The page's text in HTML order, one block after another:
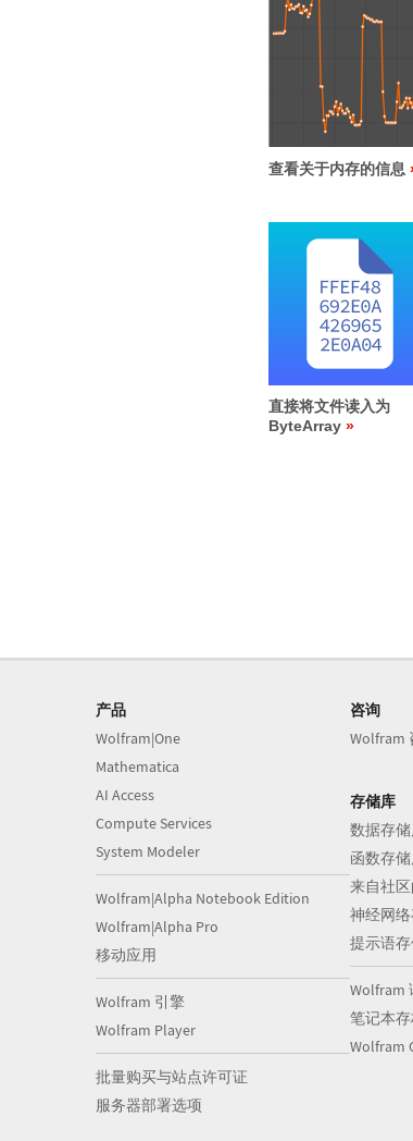
查看关于内存的信息
直接将文件读入为
ByteArray
产品
Wolfram|One
Mathematica
AI Access
Compute Services
System Modeler
Wolfram|Alpha Notebook Edition
Wolfram|Alpha Pro
移动应用
Wolfram 引擎
Wolfram Player
批量购买与站点许可证
服务器部署选项
咨询
Wolfram
存储库
数据存
函数存
来自社
神经网
提示语
Wolfram
笔记本
Wolfram